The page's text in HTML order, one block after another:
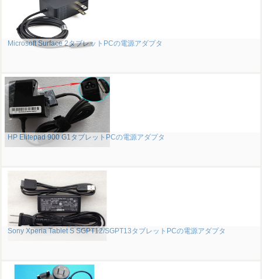
Microsoft Surface 2タブレットPCの電源アダプタ
HP Elitepad 900 G1タブレットPCの電源アダプタ
Sony Xperia Tablet S SGPT12/SGPT13タブレットPCの電源アダプタ